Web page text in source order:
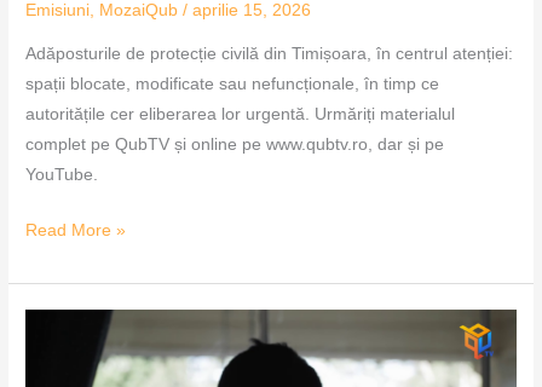
Emisiuni, MozaiQub /aprilie 15, 2026
Adăposturile de protecție civilă din Timișoara, în centrul atenției:
spații blocate, modificate sau nefuncționale, în timp ce
autoritățile cer eliberarea lor urgentă. Urmăriți materialul
complet pe QubTV și online pe www.qubtv.ro, dar și pe
YouTube.
Read More »